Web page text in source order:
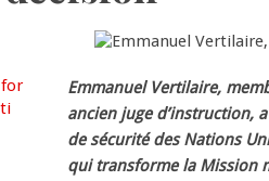
Emmanuel Vertilaire,
ancien juge d’instruction,
de sécurité des Nations
qui transforme la Mission